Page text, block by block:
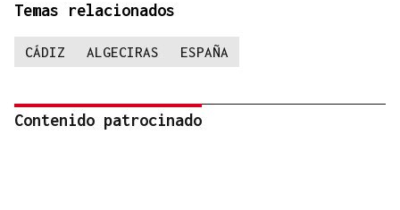
Temas relacionados
CÁDIZ ALGECIRAS ESPAÑA
Contenido patrocinado